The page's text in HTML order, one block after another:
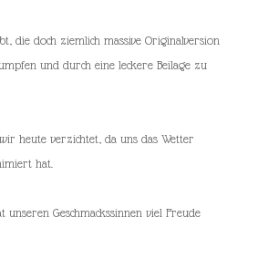
die doch ziemlich massive Originalversion
und durch eine leckere Beilage zu
heute verzichtet, da uns das Wetter
hat.
unseren Geschmackssinnen viel Freude